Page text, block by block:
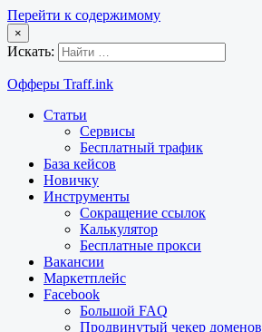
Перейти к содержимому
×
Искать:
Офферы Traff.ink
Статьи
Сервисы
Бесплатный трафик
База кейсов
Новичку
Инструменты
Сокращение ссылок
Калькулятор
Бесплатные прокси
Вакансии
Маркетплейс
Facebook
Большой FAQ
Продвинутый чекер доменов